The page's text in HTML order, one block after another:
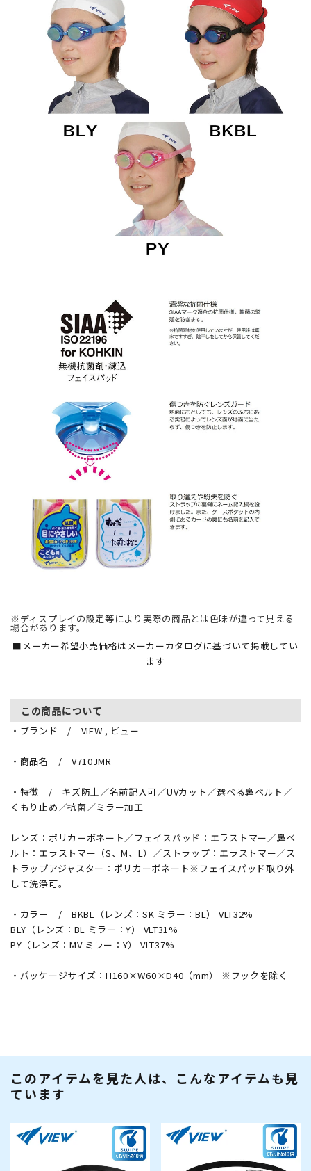
※ディスプレイの設定等により実際の商品とは色味が違って見える
場合があります。
■メーカー希望小売価格はメーカーカタログに基づいて掲載してい
ます
この商品について
・ブランド / VIEW , ビュー
・商品名 / V710JMR
・特徴 / キズ防止／名前記入可／UVカット／選べる鼻ベルト／
くもり止め／抗菌／ミラー加工
レンズ：ポリカーボネート／フェイスパッド：エラストマー／鼻ベ
ルト：エラストマー（S、M、L）／ストラップ：エラストマー／ス
トラップアジャスター：ポリカーボネート※フェイスパッド取り外
して洗浄可。
・カラー / BKBL（レンズ：SK ミラー：BL） VLT32%
BLY（レンズ：BL ミラー：Y） VLT31%
PY（レンズ：MV ミラー：Y） VLT37%
・パッケージサイズ：H160×W60×D40（mm） ※フックを除く
このアイテムを見た人は、こんなアイテムも見
ています